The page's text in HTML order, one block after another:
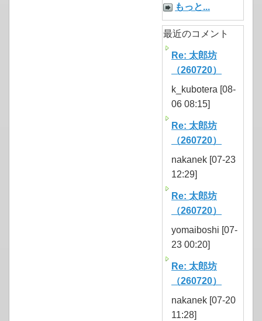
もっと...
最近のコメント
Re: 太郎坊
（260720）
k_kubotera [08-
06 08:15]
Re: 太郎坊
（260720）
nakanek [07-23
12:29]
Re: 太郎坊
（260720）
yomaiboshi [07-
23 00:20]
Re: 太郎坊
（260720）
nakanek [07-20
11:28]